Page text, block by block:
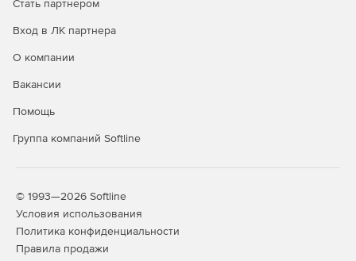
Стать партнером
Вход в ЛК партнера
О компании
Вакансии
Помощь
Группа компаний Softline
© 1993—2026 Softline
Условия использования
Политика конфиденциальности
Правила продажи